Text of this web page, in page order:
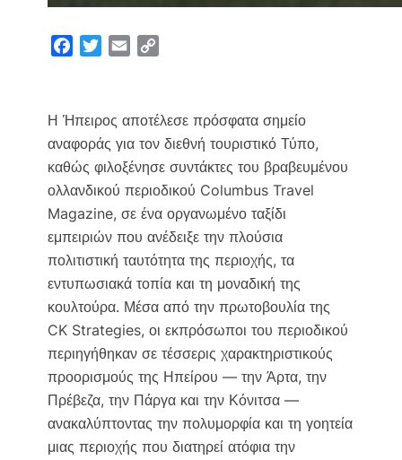
b
o
o
k
t
e
r
l
L
n
k
Η Ήπειρος αποτέλεσε πρόσφατα σημείο
αναφοράς για τον διεθνή τουριστικό Τύπο,
καθώς φιλοξένησε συντάκτες του βραβευμένου
ολλανδικού περιοδικού Columbus Travel
Magazine, σε ένα οργανωμένο ταξίδι
εμπειριών που ανέδειξε την πλούσια
πολιτιστική ταυτότητα της περιοχής, τα
εντυπωσιακά τοπία και τη μοναδική της
κουλτούρα. Μέσα από την πρωτοβουλία της
CK Strategies, οι εκπρόσωποι του περιοδικού
περιηγήθηκαν σε τέσσερις χαρακτηριστικούς
προορισμούς της Ηπείρου — την Άρτα, την
Πρέβεζα, την Πάργα και την Κόνιτσα —
ανακαλύπτοντας την πολυμορφία και τη γοητεία
μιας περιοχής που διατηρεί ατόφια την